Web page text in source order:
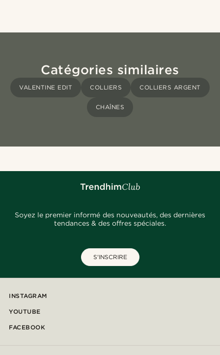
Catégories similaires
VALENTINE EDIT COLLIERS COLLIERS ARGENT
CHAÎNES
Soyez le premier informé des nouveautés, des dernières
tendances & des offres spéciales.
S'INSCRIRE
INSTAGRAM
YOUTUBE
FACEBOOK